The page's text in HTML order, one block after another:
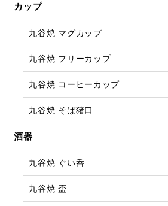
カップ
九谷焼 マグカップ
九谷焼 フリーカップ
九谷焼 コーヒーカップ
九谷焼 そば猪口
酒器
九谷焼 ぐい呑
九谷焼 盃